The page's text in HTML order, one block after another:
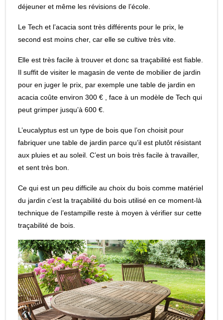
déjeuner et même les révisions de l’école.
Le Tech et l’acacia sont très différents pour le prix, le
second est moins cher, car elle se cultive très vite.
Elle est très facile à trouver et donc sa traçabilité est fiable.
Il suffit de visiter le magasin de vente de mobilier de jardin
pour en juger le prix, par exemple une table de jardin en
acacia coûte environ 300 € , face à un modèle de Tech qui
peut grimper jusqu’à 600 €.
L’eucalyptus est un type de bois que l’on choisit pour
fabriquer une table de jardin parce qu’il est plutôt résistant
aux pluies et au soleil. C’est un bois très facile à travailler,
et sent très bon.
Ce qui est un peu difficile au choix du bois comme matériel
du jardin c’est la traçabilité du bois utilisé en ce moment-là
technique de l’estampille reste à moyen à vérifier sur cette
traçabilité de bois.